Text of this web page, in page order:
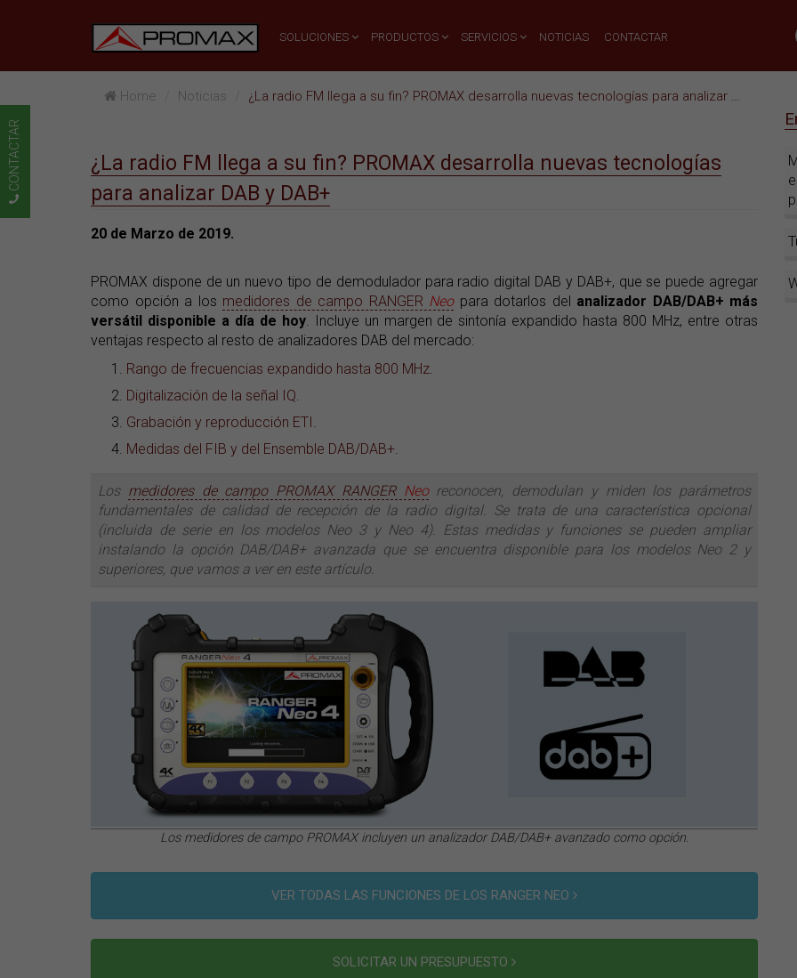
SOLUCIONES PRODUCTOS SERVICIOS NOTICIAS CONTACTAR
Home Noticias ¿La radio FM llega a su fin? PROMAX desarrolla nuevas tecnologías para analizar DAB y DAB+
¿La radio FM llega a su fin? PROMAX desarrolla nuevas tecnologías
para analizar DAB y DAB+
20 de Marzo de 2019.
PROMAX dispone de un nuevo tipo de demodulador para radio digital DAB y DAB+, que se puede agregar
como opción a los medidores de campo RANGER Neopara dotarlos del analizador DAB/DAB+ más
versátil disponible a día de hoy. Incluye un margen de sintonía expandido hasta 800 MHz, entre otras
ventajas respecto al resto de analizadores DAB del mercado:
Rango de frecuencias expandido hasta 800 MHz.
Digitalización de la señal IQ.
Grabación y reproducción ETI.
Medidas del FIB y del Ensemble DAB/DAB+.
Los medidores de campo PROMAX RANGER Neoreconocen, demodulan y miden los parámetros
fundamentales de calidad de recepción de la radio digital. Se trata de una característica opcional
(incluida de serie en los modelos Neo 3 y Neo 4). Estas medidas y funciones se pueden ampliar
instalando la opción DAB/DAB+ avanzada que se encuentra disponible para los modelos Neo 2 y
superiores, que vamos a ver en este artículo.
Los medidores de campo PROMAX incluyen un analizador DAB/DAB+ avanzado como opción.
VER TODAS LAS FUNCIONES DE LOS RANGER NEO
SOLICITAR UN PRESUPUESTO
CONTACTAR